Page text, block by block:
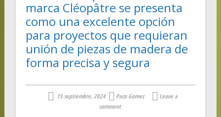
marca Cléopâtre se presenta
como una excelente opción
para proyectos que requieran
unión de piezas de madera de
forma precisa y segura
15 septiembre, 2024 Paco Gomez
Leave a
comment